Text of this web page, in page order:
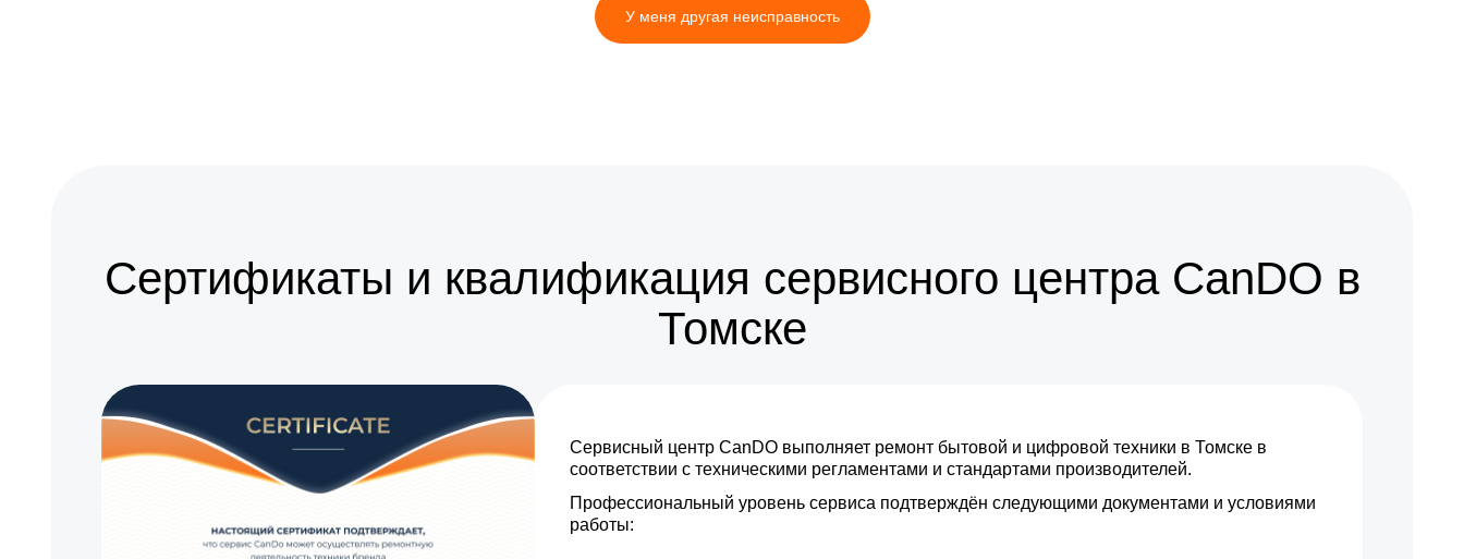
от 25 мин
У меня другая неисправность
Сертификаты и квалификация сервисного центра CanDO в
Томске
Сервисный центр CanDO выполняет ремонт бытовой и цифровой техники в Томске в
соответствии с техническими регламентами и стандартами производителей.
Профессиональный уровень сервиса подтверждён следующими документами и условиями
работы: